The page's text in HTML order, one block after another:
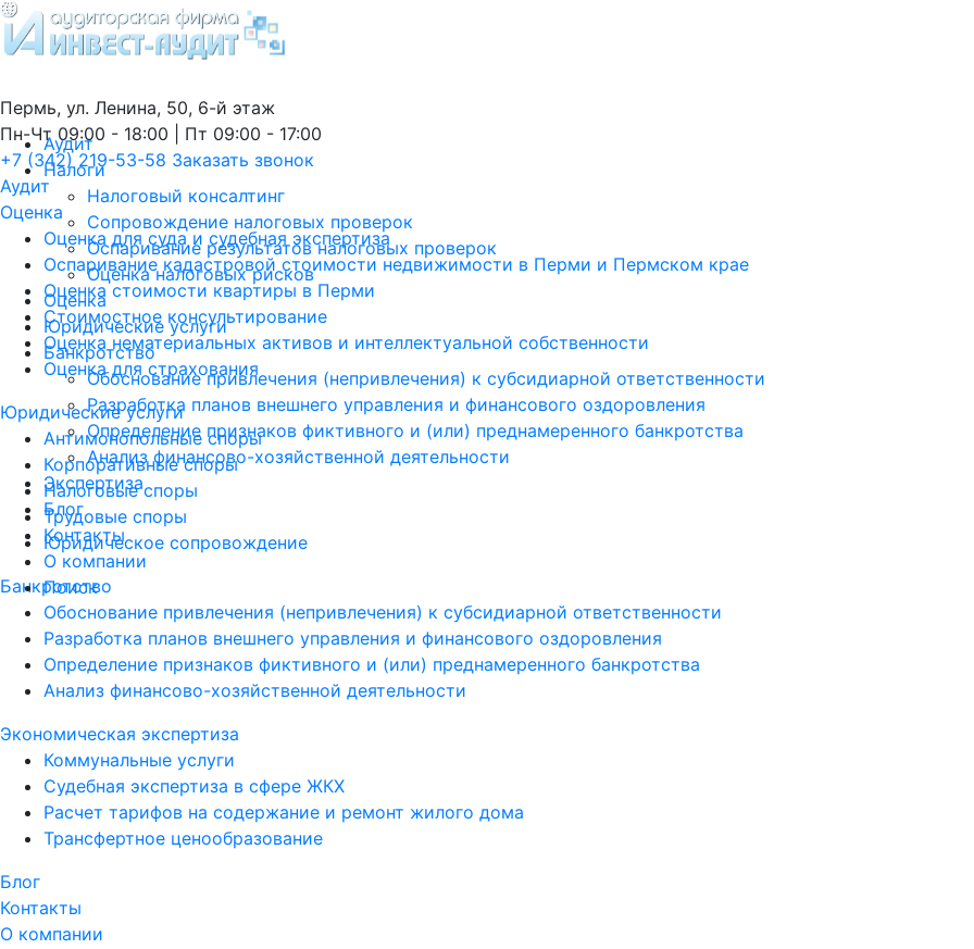
Пермь, ул. Ленина, 50, 6-й этаж
Пн-Чт 09:00 - 18:00 | Пт 09:00 - 17:00
+7 (342) 219-53-58 Заказать звонок
Аудит
Оценка
Оценка для суда и судебная экспертиза
Оспаривание кадастровой стоимости недвижимости в Перми и Пермском крае
Оценка стоимости квартиры в Перми
Стоимостное консультирование
Оценка нематериальных активов и интеллектуальной собственности
Оценка для страхования
Юридические услуги
Антимонопольные споры
Корпоративные споры
Налоговые споры
Трудовые споры
Юридическое сопровождение
Банкротство
Обоснование привлечения (непривлечения) к субсидиарной ответственности
Разработка планов внешнего управления и финансового оздоровления
Определение признаков фиктивного и (или) преднамеренного банкротства
Анализ финансово-хозяйственной деятельности
Экономическая экспертиза
Коммунальные услуги
Судебная экспертиза в сфере ЖКХ
Расчет тарифов на содержание и ремонт жилого дома
Трансфертное ценообразование
Блог
Контакты
О компании
Аудит
Налоги
Налоговый консалтинг
Сопровождение налоговых проверок
Оспаривание результатов налоговых проверок
Оценка налоговых рисков
Оценка
Юридические услуги
Банкротство
Обоснование привлечения (непривлечения) к субсидиарной ответственности
Разработка планов внешнего управления и финансового оздоровления
Определение признаков фиктивного и (или) преднамеренного банкротства
Анализ финансово-хозяйственной деятельности
Экспертиза
Блог
Контакты
О компании
Поиск